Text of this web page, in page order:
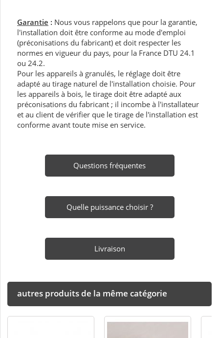
Garantie : Nous vous rappelons que pour la garantie,
l'installation doit être conforme au mode d'emploi
(préconisations du fabricant) et doit respecter les
normes en vigueur du pays, pour la France DTU 24.1
ou 24.2.
Pour les appareils à granulés, le réglage doit être
adapté au tirage naturel de l'installation choisie. Pour
les appareils à bois, le tirage doit être adapté aux
préconisations du fabricant ; il incombe à l'installateur
et au client de vérifier que le tirage de l'installation est
conforme avant toute mise en service.
Questions fréquentes
Quelle puissance choisir ?
Livraison
autres produits de la même catégorie